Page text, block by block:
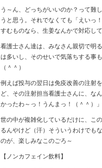
う～ん、どっちがいいのか？って難
うと思う。それでなくても「えいっ
すむものなら、生姜なんかで対応して
看護士さん達は、みなさん親切で明
は多いし、そのせいで気落ちする事
（＾＾）
例えば投与の翌日は免疫改善の注射
ど、その注射担当看護士さんに、な
かったわ～っ！うんまっ！（＾＾）
世の中が複雑化しているだけに、こ
るんやけど（汗）そういうわけでも
のが、楽しみなこのごろ～
【ノンカフェイン飲料】